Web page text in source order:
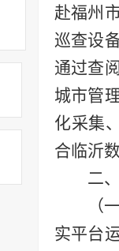
赴福州
巡查设
通过查
城市管
化采集
合临沂
二
（
实平台